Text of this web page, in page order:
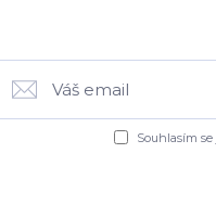
Souhlasím se